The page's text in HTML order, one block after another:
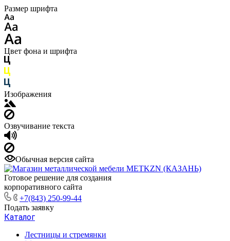
Размер шрифта
Цвет фона и шрифта
Изображения
Озвучивание текста
Обычная версия сайта
Готовое решение для создания
корпоративного сайта
+7(843) 250-99-44
Подать заявку
Каталог
Лестницы и стремянки